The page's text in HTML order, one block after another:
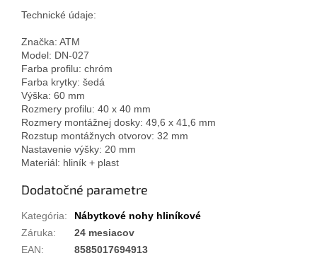
Technické údaje:
Značka: ATM
Model: DN-027
Farba profilu: chróm
Farba krytky: šedá
Výška: 60 mm
Rozmery profilu: 40 x 40 mm
Rozmery montážnej dosky: 49,6 x 41,6 mm
Rozstup montážnych otvorov: 32 mm
Nastavenie výšky: 20 mm
Materiál: hliník + plast
Dodatočné parametre
Kategória:
Nábytkové nohy hliníkové
Záruka:
24 mesiacov
EAN: 8585017694913